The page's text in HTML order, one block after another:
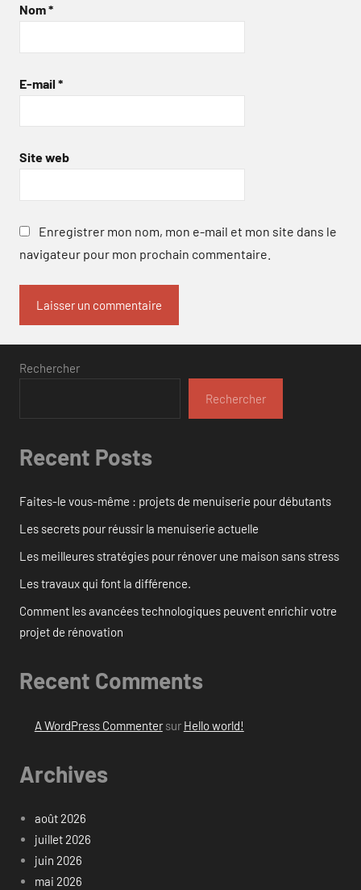
Nom*
E-mail *
Site web
Enregistrer mon nom, mon e-mail et mon site dans le
navigateur pour mon prochain commentaire.
Rechercher
Rechercher
Recent Posts
Faites-le vous-même : projets de menuiserie pour débutants
Les secrets pour réussir la menuiserie actuelle
Les meilleures stratégies pour rénover une maison sans stress
Les travaux qui font la différence.
Comment les avancées technologiques peuvent enrichir votre
projet de rénovation
Recent Comments
A WordPress Commentersur Hello world!
Archives
août 2026
juillet 2026
juin 2026
mai 2026